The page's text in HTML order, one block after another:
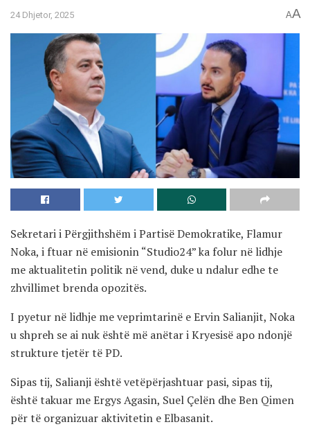
24 Dhjetor, 2025 AA
Sekretari i Përgjithshëm i Partisë Demokratike, Flamur
Noka, i ftuar në emisionin “Studio24” ka folur në lidhje
me aktualitetin politik në vend, duke u ndalur edhe te
zhvillimet brenda opozitës.
I pyetur në lidhje me veprimtarinë e Ervin Salianjit, Noka
u shpreh se ai nuk është më anëtar i Kryesisë apo ndonjë
strukture tjetër të PD.
Sipas tij, Salianji është vetëpërjashtuar pasi, sipas tij,
është takuar me Ergys Agasin, Suel Çelën dhe Ben Qimen
për të organizuar aktivitetin e Elbasanit.